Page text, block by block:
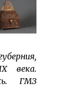
века.
ГМЗ